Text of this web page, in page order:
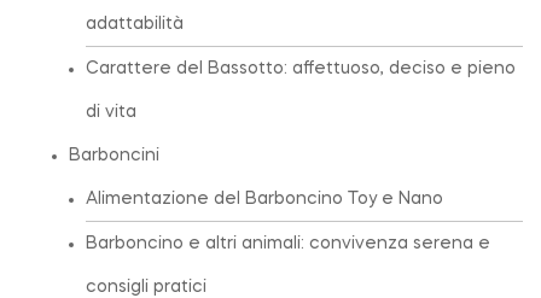
adattabilità
Carattere del Bassotto: affettuoso, deciso e pieno
di vita
Barboncini
Alimentazione del Barboncino Toy e Nano
Barboncino e altri animali: convivenza serena e
consigli pratici